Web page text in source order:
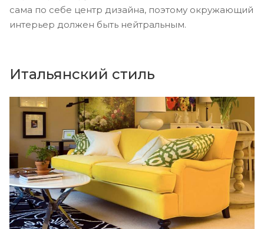
сама по себе центр дизайна, поэтому окружающий
интерьер должен быть нейтральным.
Итальянский стиль